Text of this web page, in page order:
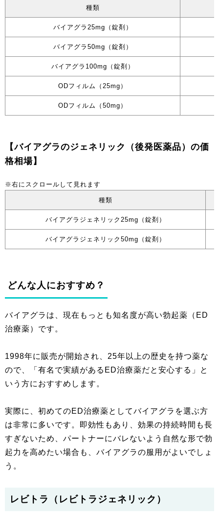
種類
バイアグラ25mg（錠剤）
バイアグラ50mg（錠剤）
バイアグラ100mg（錠剤）
ODフィルム（25mg）
ODフィルム（50mg）
【バイアグラのジェネリック（後発医薬品）の価
格相場】
種類
バイアグラジェネリック25mg（錠剤）
バイアグラジェネリック50mg（錠剤）
どんな人におすすめ？
バイアグラは、現在もっとも知名度が高い勃起薬（ED
治療薬）です。
1998年に販売が開始され、25年以上の歴史を持つ薬な
ので、「有名で実績があるED治療薬だと安心する」と
いう方におすすめします。
実際に、初めてのED治療薬としてバイアグラを選ぶ方
は非常に多いです。即効性もあり、効果の持続時間も長
すぎないため、パートナーにバレないよう自然な形で勃
起力を高めたい場合も、バイアグラの服用がよいでしょ
う。
レビトラ（レビトラジェネリック）